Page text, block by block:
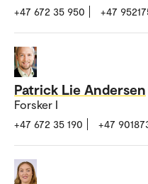
+47 672 35 950 +47
Patrick Lie Andersen
Forsker I
+47 672 35 190 +47